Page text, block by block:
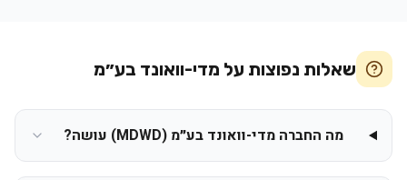
שאלות נפוצות על מדי-וואונד בע״מ
מה החברה מדי-וואונד בע״מ (MDWD) עושה?